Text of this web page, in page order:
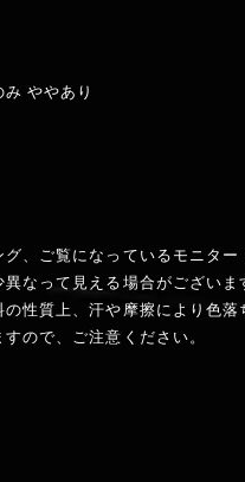
ややあり
、ご覧になっているモニター
なって見える場合がございま
性質上、汗や摩擦により色落
ので、ご注意ください。